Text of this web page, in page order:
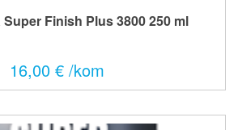
Super Finish Plus 3800 250 ml
16,00 € /kom